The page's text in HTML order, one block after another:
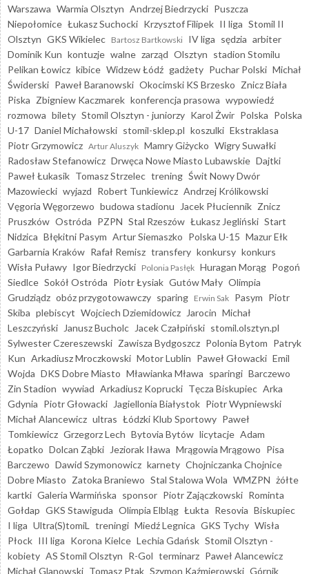
Warszawa Warmia Olsztyn Andrzej Biedrzycki Puszcza
Niepołomice Łukasz Suchocki Krzysztof Filipek II liga Stomil II
Olsztyn GKS Wikielec Bartosz Bartkowski IV liga sędzia arbiter
Dominik Kun kontuzje walne zarząd Olsztyn stadion Stomilu
Pelikan Łowicz kibice Widzew Łódź gadżety Puchar Polski Michał
Świderski Paweł Baranowski Okocimski KS Brzesko Znicz Biała
Piska Zbigniew Kaczmarek konferencja prasowa wypowiedź
rozmowa bilety Stomil Olsztyn - juniorzy Karol Żwir Polska Polska
U-17 Daniel Michałowski stomil-sklep.pl koszulki Ekstraklasa
Piotr Grzymowicz Artur Aluszyk Mamry Giżycko Wigry Suwałki
Radosław Stefanowicz Drwęca Nowe Miasto Lubawskie Dajtki
Paweł Łukasik Tomasz Strzelec trening Świt Nowy Dwór
Mazowiecki wyjazd Robert Tunkiewicz Andrzej Królikowski
Vęgoria Węgorzewo budowa stadionu Jacek Płuciennik Znicz
Pruszków Ostróda PZPN Stal Rzeszów Łukasz Jegliński Start
Nidzica Błękitni Pasym Artur Siemaszko Polska U-15 Mazur Ełk
Garbarnia Kraków Rafał Remisz transfery konkursy konkurs
Wisła Puławy Igor Biedrzycki Polonia Pasłęk Huragan Morąg Pogoń
Siedlce Sokół Ostróda Piotr Łysiak Gutów Mały Olimpia
Grudziądz obóz przygotowawczy sparing Erwin Sak Pasym Piotr
Skiba plebiscyt Wojciech Dziemidowicz Jarocin Michał
Leszczyński
Janusz Bucholc Jacek Czałpiński stomil.olsztyn.pl
Sylwester Czereszewski Zawisza Bydgoszcz Polonia Bytom Patryk
Kun Arkadiusz Mroczkowski Motor Lublin Paweł Głowacki Emil
Wojda DKS Dobre Miasto Mławianka Mława sparingi Barczewo
Zin Stadion wywiad Arkadiusz Koprucki Tęcza Biskupiec Arka
Gdynia Piotr Głowacki Jagiellonia Białystok Piotr Wypniewski
Michał Alancewicz ultras Łódzki Klub Sportowy Paweł
Tomkiewicz Grzegorz Lech Bytovia Bytów licytacje Adam
Łopatko Dolcan Ząbki Jeziorak Iława Mrągowia Mrągowo Pisa
Barczewo Dawid Szymonowicz karnety Chojniczanka Chojnice
Dobre Miasto Zatoka Braniewo Stal Stalowa Wola WMZPN żółte
kartki Galeria Warmińska sponsor Piotr Zajączkowski Rominta
Gołdap GKS Stawiguda Olimpia Elbląg Łukta Resovia Biskupiec
I liga Ultra(S)tomiL treningi Miedź Legnica GKS Tychy Wisła
Płock III liga Korona Kielce Lechia Gdańsk Stomil Olsztyn -
kobiety AS Stomil Olsztyn R-Gol terminarz Paweł Alancewicz
Michał Glanowski Tomasz Ptak Szymon Kaźmierowski Górnik